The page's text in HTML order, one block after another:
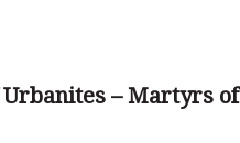
– Martyrs of